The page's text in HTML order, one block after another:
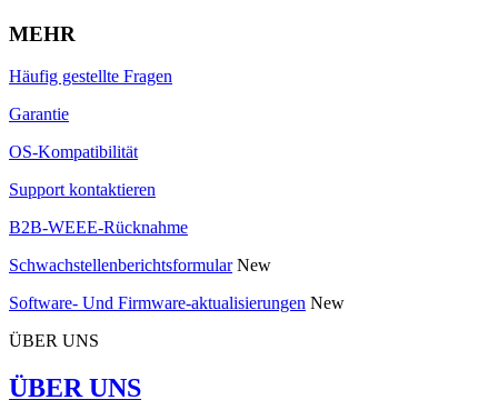
MEHR
Häufig gestellte Fragen
Garantie
OS-Kompatibilität
Support kontaktieren
B2B-WEEE-Rücknahme
Schwachstellenberichtsformular New
Software- Und Firmware-aktualisierungen New
ÜBER UNS
ÜBER UNS